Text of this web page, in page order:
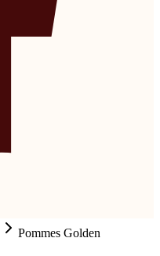
Pommes Golden